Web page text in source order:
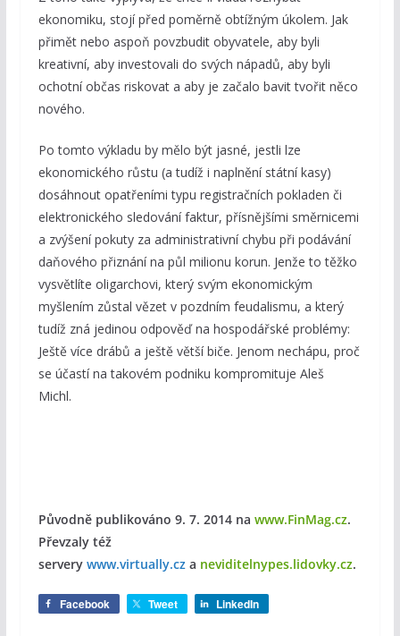
ekonomiku, stojí před poměrně obtížným úkolem. Jak
přimět nebo aspoň povzbudit obyvatele, aby byli
kreativní, aby investovali do svých nápadů, aby byli
ochotní občas riskovat a aby je začalo bavit tvořit něco
nového.
Po tomto výkladu by mělo být jasné, jestli lze
ekonomického růstu (a tudíž i naplnění státní kasy)
dosáhnout opatřeními typu registračních pokladen či
elektronického sledování faktur, přísnějšími směrnicemi
a zvýšení pokuty za administrativní chybu při podávání
daňového přiznání na půl milionu korun. Jenže to těžko
vysvětlíte oligarchovi, který svým ekonomickým
myšlením zůstal vězet v pozdním feudalismu, a který
tudíž zná jedinou odpověď na hospodářské problémy:
Ještě více drábů a ještě větší biče. Jenom nechápu, proč
se účastí na takovém podniku kompromituje Aleš
Michl.
Původně publikováno 9. 7. 2014na www.FinMag.cz.
Převzaly též
servery www.virtually.cza neviditelnypes.lidovky.cz.
Facebook Tweet LinkedIn